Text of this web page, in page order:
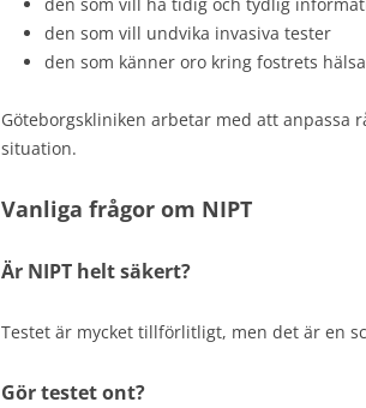
den som vill undvika invasiva tester
den som känner oro kring fostrets hälsa
Göteborgskliniken arbetar med att anpassa
situation.
Vanliga frågor om NIPT
Är NIPT helt säkert?
Testet är mycket tillförlitligt, men det är en
Gör testet ont?